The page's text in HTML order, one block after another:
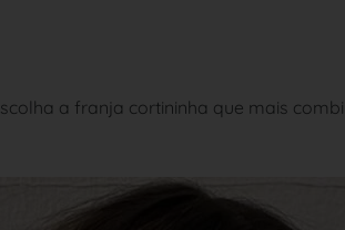
a franja cortininha que mais